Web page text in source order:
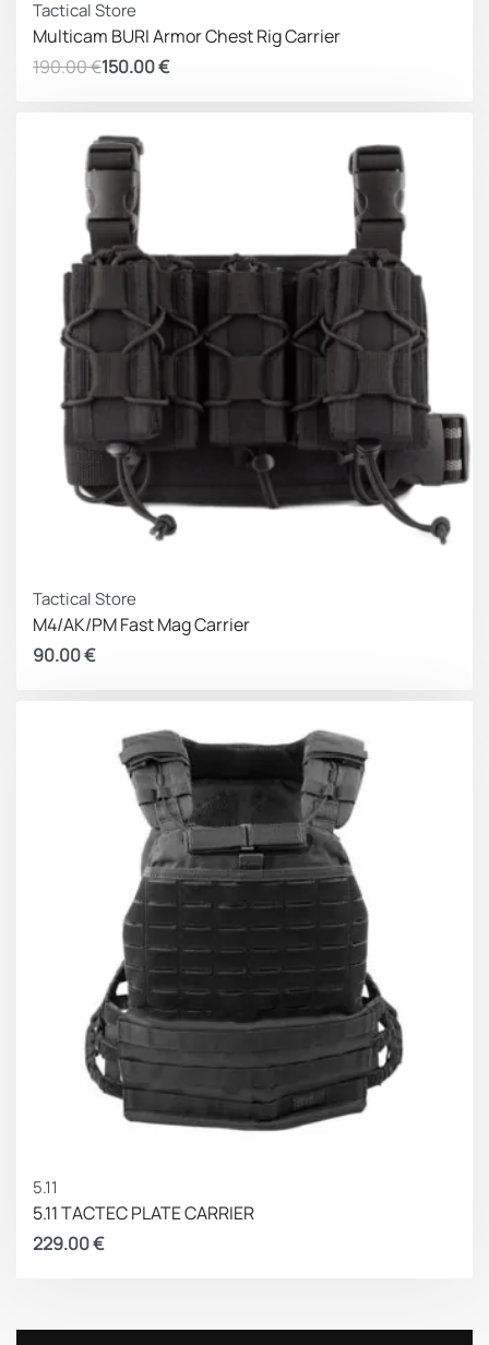
Tactical Store
Multicam BURI Armor Chest Rig Carrier
190.00€150.00€
Tactical Store
M4/AK/PM Fast Mag Carrier
90.00€
5.11
5.11 TACTEC PLATE CARRIER
229.00€